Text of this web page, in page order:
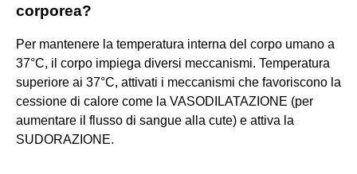
corporea?
Per mantenere la temperatura interna del corpo umano a
37°C, il corpo impiega diversi meccanismi. Temperatura
superiore ai 37°C, attivati i meccanismi che favoriscono la
cessione di calore come la VASODILATAZIONE (per
aumentare il flusso di sangue alla cute) e attiva la
SUDORAZIONE.